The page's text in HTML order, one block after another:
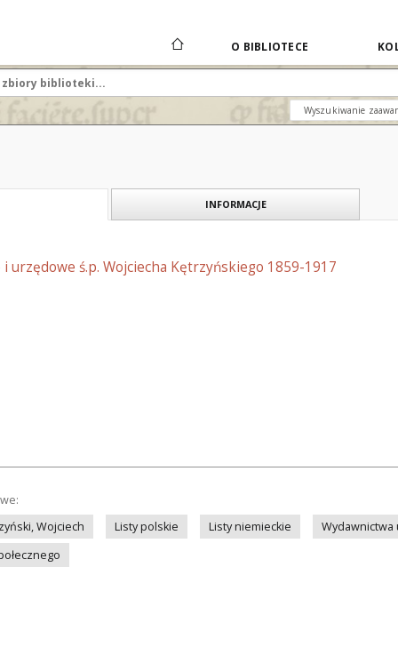
O BIBLIOTECE
Wyszukiwanie
INFORMACJE
urzędowe ś.p. Wojciecha Kętrzyńskiego 1859-1917
Wojciech
Listy polskie Listy niemieckie